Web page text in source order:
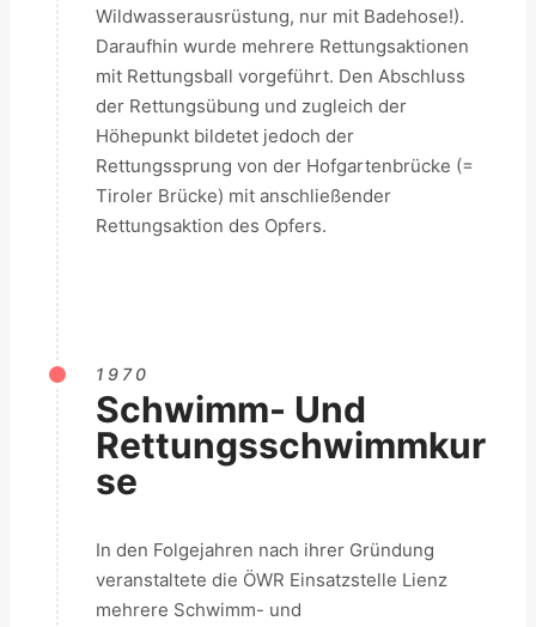
Wildwasserausrüstung, nur mit Badehose!).
Daraufhin wurde mehrere Rettungsaktionen
mit Rettungsball vorgeführt. Den Abschluss
der Rettungsübung und zugleich der
Höhepunkt bildetet jedoch der
Rettungssprung von der Hofgartenbrücke (=
Tiroler Brücke) mit anschließender
Rettungsaktion des Opfers.
1970
Schwimm- Und
Rettungsschwimmkur
Se
In den Folgejahren nach ihrer Gründung
veranstaltete die ÖWR Einsatzstelle Lienz
mehrere Schwimm- und